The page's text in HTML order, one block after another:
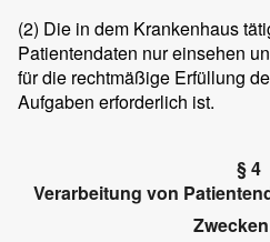
(2) Die in dem Krankenhaus
Patientendaten nur einsehen
für die rechtmäßige Erfüllung
Aufgaben erforderlich ist.
§ 4
Verarbeitung von
Zwecken